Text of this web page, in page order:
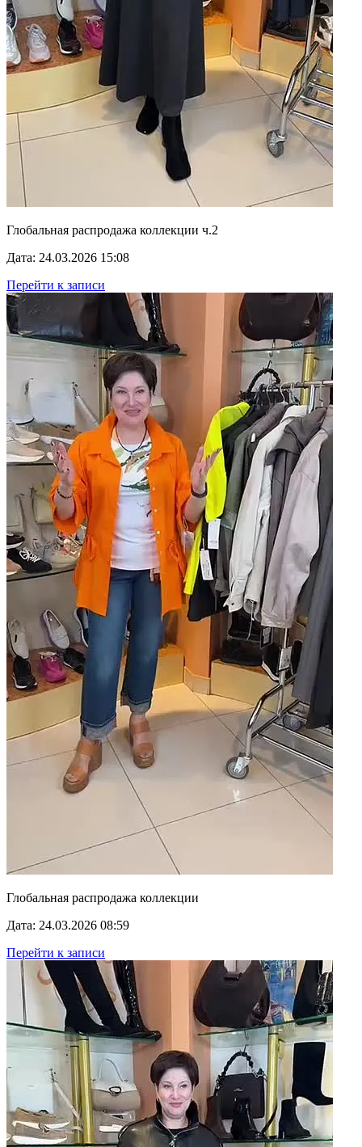
Глобальная распродажа коллекции ч.2
Дата: 24.03.2026 15:08
Перейти к записи
Глобальная распродажа коллекции
Дата: 24.03.2026 08:59
Перейти к записи